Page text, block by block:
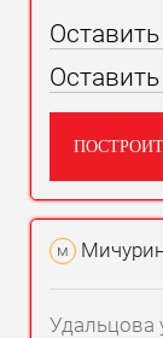
м
Удальцова